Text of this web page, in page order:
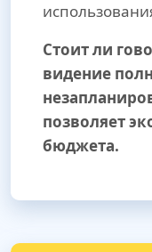
Стоит ли
видение
позволяет
бюджета.